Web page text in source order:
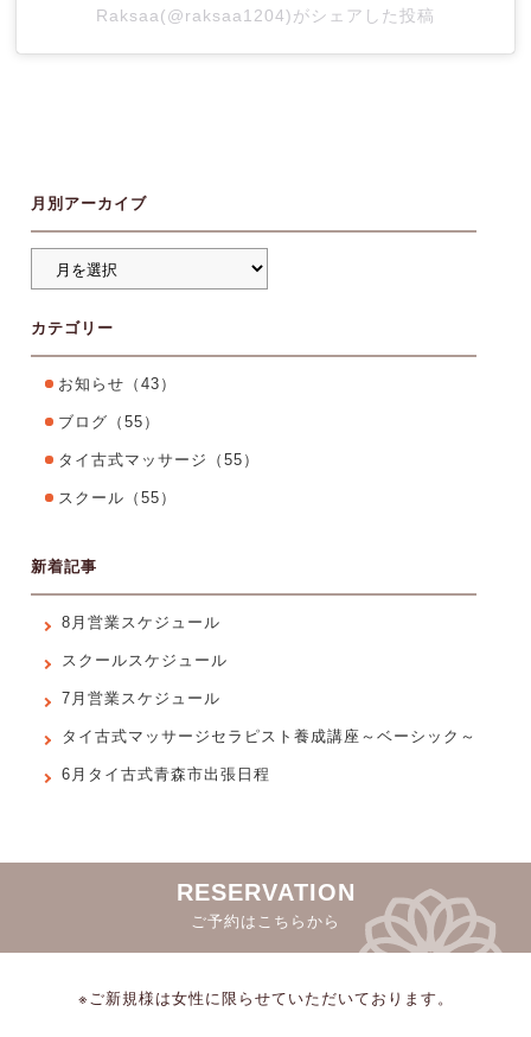
Raksaa(@raksaa1204)がシェアした投稿
月別アーカイブ
カテゴリー
お知らせ （43）
ブログ （55）
タイ古式マッサージ （55）
スクール （55）
新着記事
8月営業スケジュール
スクールスケジュール
7月営業スケジュール
タイ古式マッサージセラピスト養成講座～ベーシック～
6月タイ古式青森市出張日程
RESERVATION
ご予約はこちらから
※ご新規様は女性に限らせていただいております。